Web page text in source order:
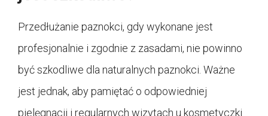
Przedłużanie paznokci, gdy wykonane jest
profesjonalnie i zgodnie z zasadami, nie powinno
być szkodliwe dla naturalnych paznokci. Ważne
jest jednak, aby pamiętać o odpowiedniej
pielęgnacji i regularnych wizytach u kosmetyczki